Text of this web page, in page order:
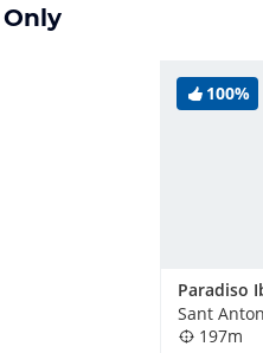
100%
197m